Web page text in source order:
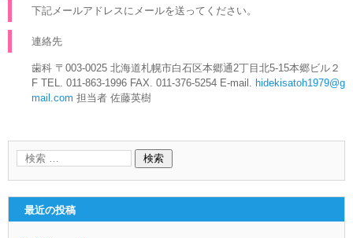
下記メールアドレスにメールを送ってください。
連絡先
歯科 〒003-0025 北海道札幌市白石区本郷通2丁目北5-15本郷ビル２
F TEL. 011-863-1996 FAX. 011-376-5254 E-mail. hidekisatoh1979@g
mail.com 担当者 佐藤英樹
最近の投稿